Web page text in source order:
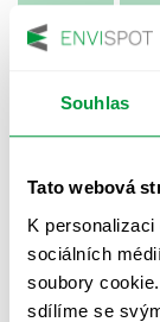
Souhlas
Tato webová
K
sociálních
soubory
sdílíme se
OSVĚTLENÍ
UMĚLÉ OSVĚTLENÍ
VÝPOČET